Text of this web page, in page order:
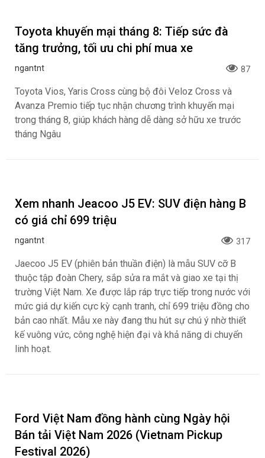
tăng trưởng, tối ưu chi phí mua xe
ngantnt
Avanza Premio tiếp tục nhận chương trình khuyến mại
trong tháng 8, giúp khách hàng dễ dàng sở hữu xe trước
tháng Ngâu